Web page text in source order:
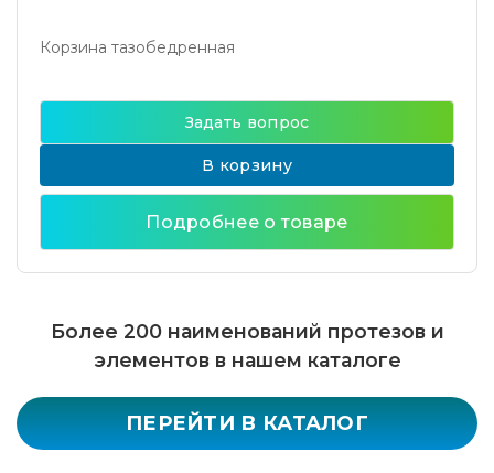
Корзина тазобедренная
Задать вопрос
В корзину
Подробнее о товаре
Более 200 наименований протезов и
элементов в нашем каталоге
ПЕРЕЙТИ В КАТАЛОГ